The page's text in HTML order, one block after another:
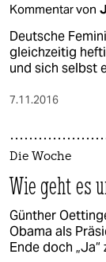
Kommentar von
Deutsche
gleichzeitig
und sich selbst
7.11.2016
Die Woche
Wie geht es
Günther
Obama als
Ende doch